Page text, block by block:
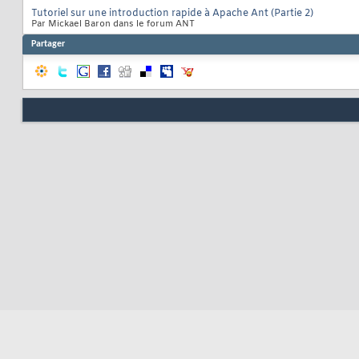
Tutoriel sur une introduction rapide à Apache Ant (Partie 2)
Par Mickael Baron dans le forum ANT
Partager